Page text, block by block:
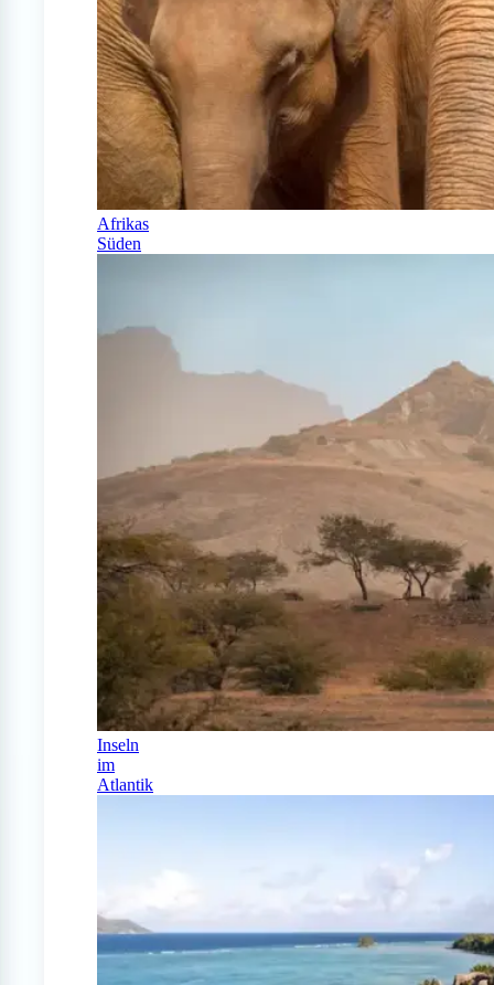
Afrikas
Süden
Inseln
im
Atlantik